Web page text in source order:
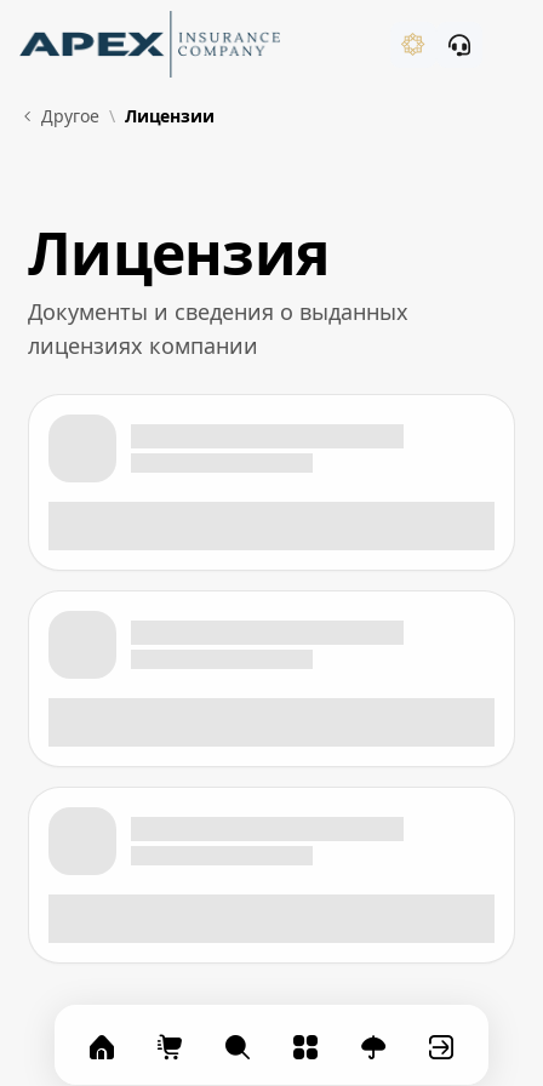
Skip to Main Content
Другое Лицензии
Лицензия
Документы и сведения о выданных
лицензиях компании
Лицензия
New
What's New